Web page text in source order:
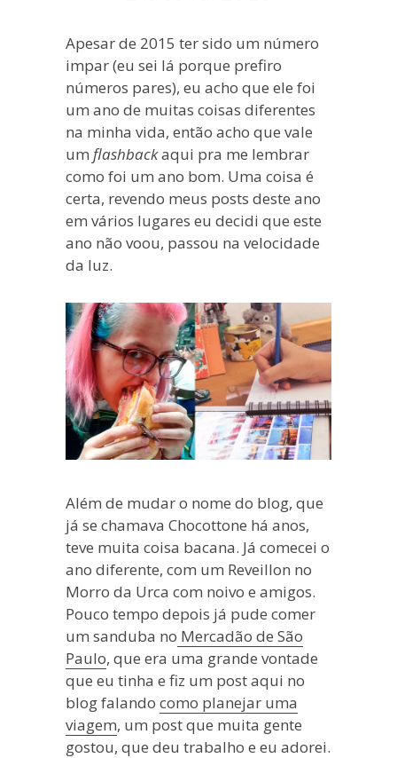
à
moda
antiga.
Apesar de 2015 ter sido um número
impar (eu sei lá porque prefiro
números pares), eu acho que ele foi
um ano de muitas coisas diferentes
na minha vida, então acho que vale
um flashbackaqui pra me lembrar
como foi um ano bom. Uma coisa é
certa, revendo meus posts deste ano
em vários lugares eu decidi que este
ano não voou, passou na velocidade
da luz.
Além de mudar o nome do blog, que
já se chamava Chocottone há anos,
teve muita coisa bacana. Já comecei o
ano diferente, com um Reveillon no
Morro da Urca com noivo e amigos.
Pouco tempo depois já pude comer
um sanduba no Mercadão de São
Paulo, que era uma grande vontade
que eu tinha e fiz um post aqui no
blog falando como planejar uma
viagem, um post que muita gente
gostou, que deu trabalho e eu adorei.